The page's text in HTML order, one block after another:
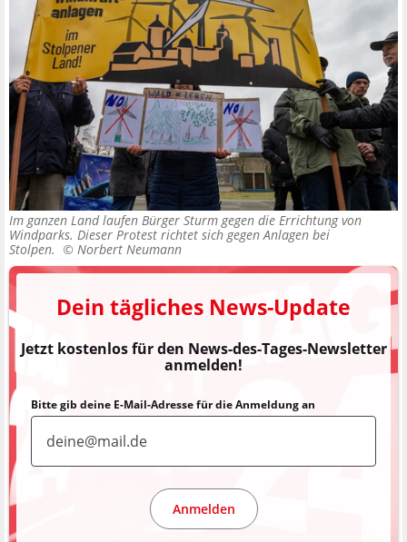
Im ganzen Land laufen Bürger Sturm gegen die Errichtung von
Windparks. Dieser Protest richtet sich gegen Anlagen bei
Stolpen. © Norbert Neumann
Dein tägliches News-Update
Jetzt kostenlos für den News-des-Tages-Newsletter
anmelden!
Bitte gib deine E-Mail-Adresse für die Anmeldung an
Anmelden